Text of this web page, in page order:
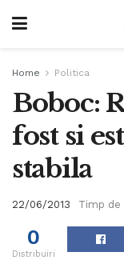
Home Politica
Boboc:
fost si
stabila
22/06/2013 Timp de
0
Distribuiri